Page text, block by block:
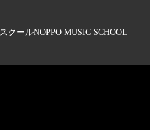
クールNOPPO MUSIC SCHOOL